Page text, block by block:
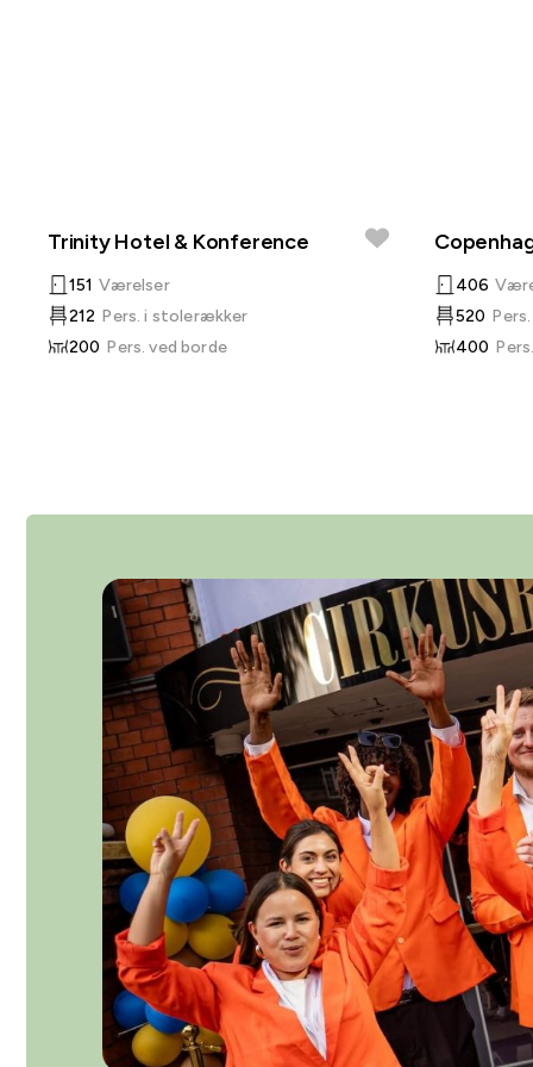
Trinity Hotel & Konference
151 Værelser
212 Pers. i stolerækker
200 Pers. ved borde
406
520
400